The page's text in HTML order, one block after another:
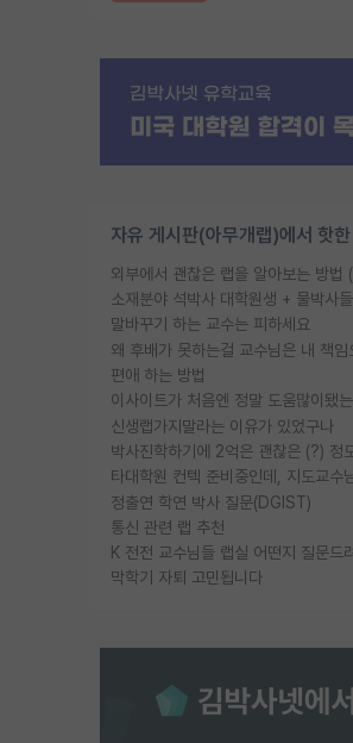
자유 게시판(아무개랩)에서 핫
외부에서 괜찮은 랩을 알아보는 방법
소재분야 석박사 대학원생 + 물박사
말바꾸기 하는 교수는 피하세요
편애 하는 방법
이사이트가 처음엔 정말 도움많이됐는
신생랩가지말라는 이유가 있었구나
정출연 학연 박사 질문(DGIST)
통신 관련 랩 추천
K 전전 교수님들 랩실 어떤지 질문드
막학기 자퇴 고민됩니다